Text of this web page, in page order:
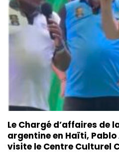
Le Chargé d’affaires de
argentine en Haïti,
visite le Centre Culturel